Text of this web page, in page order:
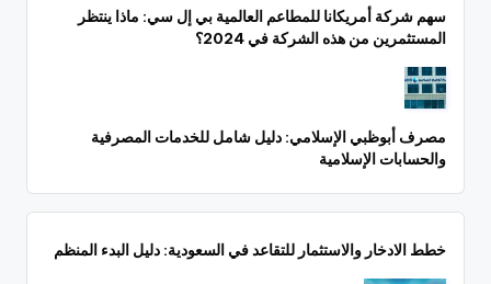
سهم شركة أمريكانا للمطاعم العالمية بي إل سي: ماذا ينتظر
المستثمرين من هذه الشركة في 2024؟
مصرف أبوظبي الإسلامي: دليل شامل للخدمات المصرفية
والحسابات الإسلامية
خطط الادخار والاستثمار للتقاعد في السعودية: دليل البدء المنظم